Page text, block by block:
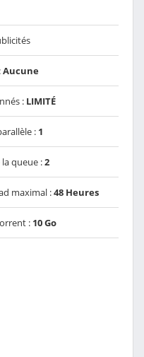
Aucune
: LIMITÉ
: 1
queue :2
maximal :48 Heures
: 10 Go